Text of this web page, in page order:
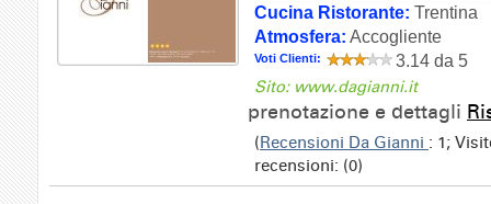
Cucina Ristorante: Trentina
Atmosfera: Accogliente
Voti Clienti: 3.14 da 5
Sito: www.dagianni.it
prenotazione e dettagli
(Recensioni Da Gianni : 1;
recensioni: (0)